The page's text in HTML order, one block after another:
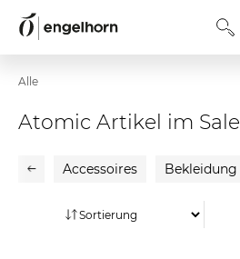
Alle
Atomic Artikel im Sale
Accessoires Bekleidung